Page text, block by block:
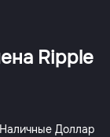
Ripple
Наличные Доллар